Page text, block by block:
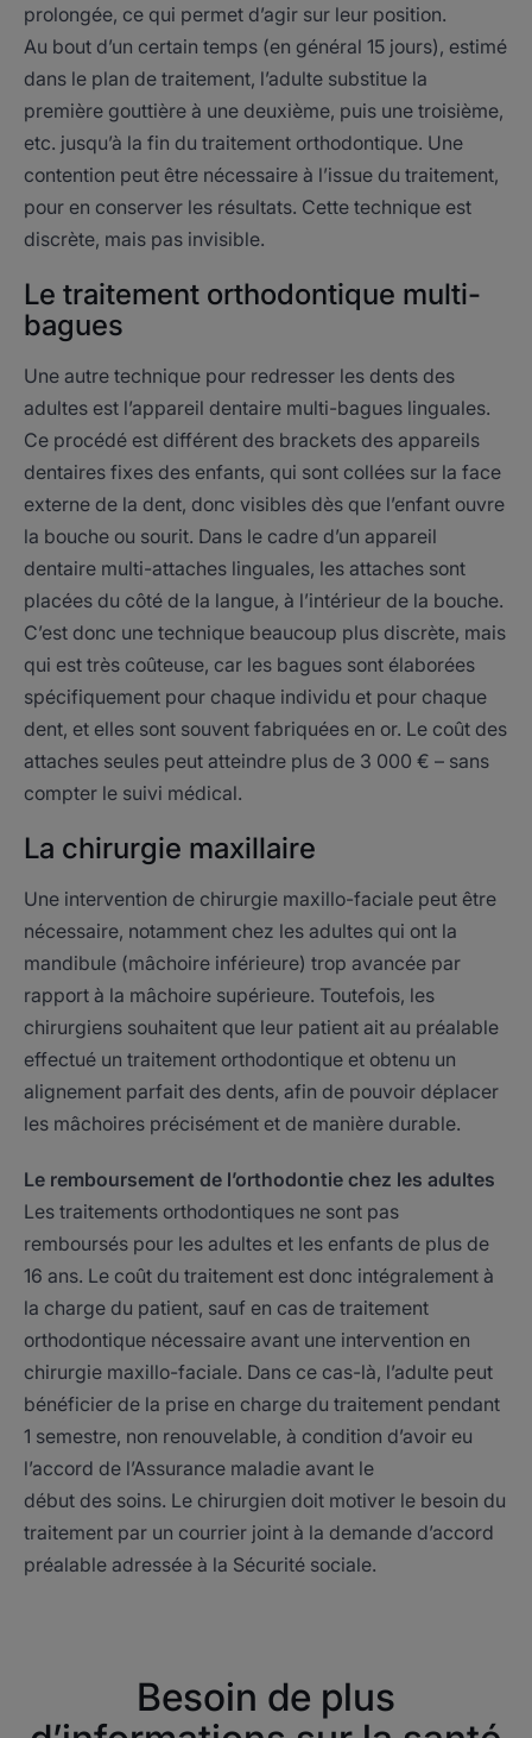
prolongée, ce qui permet d’agir sur leur position.
Au bout d’un certain temps (en général 15 jours), estimé
dans le plan de traitement, l’adulte substitue la
première gouttière à une deuxième, puis une troisième,
etc. jusqu’à la fin du traitement orthodontique. Une
contention peut être nécessaire à l’issue du traitement,
pour en conserver les résultats. Cette technique est
discrète, mais pas invisible.
Le traitement orthodontique multi-
bagues
Une autre technique pour redresser les dents des
adultes est l’appareil dentaire multi-bagues linguales.
Ce procédé est différent des brackets des appareils
dentaires fixes des enfants, qui sont collées sur la face
externe de la dent, donc visibles dès que l’enfant ouvre
la bouche ou sourit. Dans le cadre d’un appareil
dentaire multi-attaches linguales, les attaches sont
placées du côté de la langue, à l’intérieur de la bouche.
C’est donc une technique beaucoup plus discrète, mais
qui est très coûteuse, car les bagues sont élaborées
spécifiquement pour chaque individu et pour chaque
dent, et elles sont souvent fabriquées en or. Le coût des
attaches seules peut atteindre plus de 3 000 € – sans
compter le suivi médical.
La chirurgie maxillaire
Une intervention de chirurgie maxillo-faciale peut être
nécessaire, notamment chez les adultes qui ont la
mandibule (mâchoire inférieure) trop avancée par
rapport à la mâchoire supérieure. Toutefois, les
chirurgiens souhaitent que leur patient ait au préalable
effectué un traitement orthodontique et obtenu un
alignement parfait des dents, afin de pouvoir déplacer
les mâchoires précisément et de manière durable.
Le remboursement de l’orthodontie chez les adultes
Les traitements orthodontiques ne sont pas
remboursés pour les adultes et les enfants de plus de
16 ans. Le coût du traitement est donc intégralement à
la charge du patient, sauf en cas de traitement
orthodontique nécessaire avant une intervention en
chirurgie maxillo-faciale. Dans ce cas-là, l’adulte peut
bénéficier de la prise en charge du traitement pendant
1 semestre, non renouvelable, à condition d’avoir eu
l’accord de l’Assurance maladie avant le
début des soins. Le chirurgien doit motiver le besoin du
traitement par un courrier joint à la demande d’accord
préalable adressée à la Sécurité sociale.
Besoin de plus